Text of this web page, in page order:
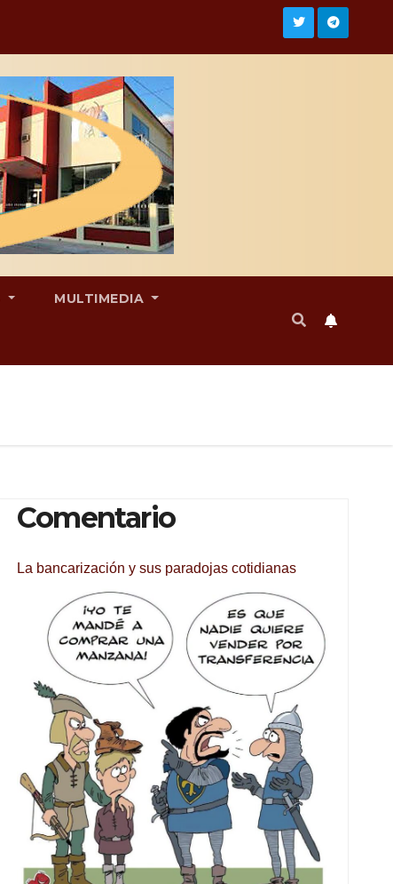
MULTIMEDIA
Comentario
La bancarización y sus paradojas cotidianas